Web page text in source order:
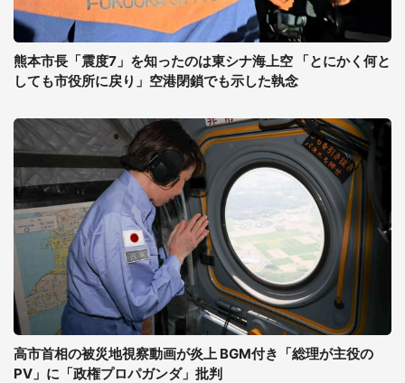
熊本市長「震度7」を知ったのは東シナ海上空 「とにかく何と
しても市役所に戻り」空港閉鎖でも示した執念
高市首相の被災地視察動画が炎上 BGM付き「総理が主役の
PV」に「政権プロパガンダ」批判